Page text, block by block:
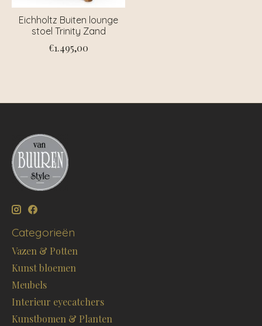
Eichholtz Buiten lounge
stoel Trinity Zand
€1.495,00
Categorieën
Vazen & Potten
Kunst bloemen
Meubels
Interieur eyecatchers
Kunstbomen & Planten